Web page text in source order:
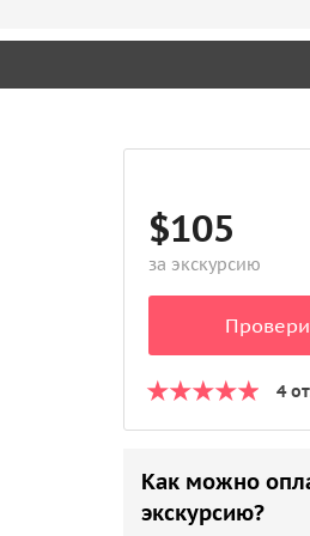
$105
за экскурсию
4
Как можно
экскурсию?